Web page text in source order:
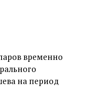
временно
на период